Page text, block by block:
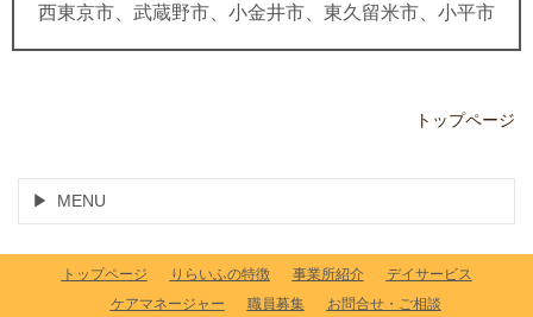
西東京市、武蔵野市、小金井市、東久留米市、小平市
トップページ
MENU
トップページ りらいふの特徴 事業所紹介
デイサービス
ケアマネージャー
職員募集 お問合せ・ご相談